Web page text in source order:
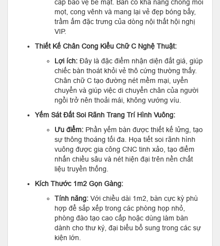
cấp bảo vệ bề mặt. Bàn có khả năng chống mối
mọt, cong vênh và mang lại vẻ đẹp bóng bẩy,
trầm ấm đặc trưng của dòng nội thất hội nghị
VIP.
Thiết Kế Chân Cong Kiểu Chữ C Nghệ Thuật:
Lợi ích: Đây là đặc điểm nhận diện đắt giá, giúp
chiếc bàn thoát khỏi vẻ thô cứng thường thấy.
Chân chữ C tạo đường nét mềm mại, uyển
chuyển và giúp việc di chuyển chân của người
ngồi trở nên thoải mái, không vướng víu.
Yếm Sát Đất Soi Rãnh Trang Trí Hình Vuông:
Ưu điểm: Phần yếm bàn được thiết kế lửng, tạo
sự thông thoáng tối đa. Họa tiết soi rãnh hình
vuông được gia công CNC tinh xảo, tạo điểm
nhấn chiều sâu và nét hiện đại trên nền chất
liệu truyền thống.
Kích Thước 1m2 Gọn Gàng:
Tính năng: Với chiều dài 1m2, bàn cực kỳ phù
hợp để sắp xếp trong các phòng họp nhỏ,
phòng đào tạo cao cấp hoặc dùng làm bàn
dành cho thư ký, đại biểu bổ sung trong các sự
kiện lớn.